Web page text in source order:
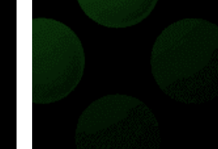
diferentes juegos free to play que están en
Xbox y PC, que van desde skins, desbloqueo
de personajes, paquetes de armas hasta
emotes, monedas virtuales y más para
diferentes títulos. Todas estas ventajas se
Pass o en tu aplicación de Xbox yendo
directamente a la pestaña de Game Pass.
Essential también ahora sumará el acceso a